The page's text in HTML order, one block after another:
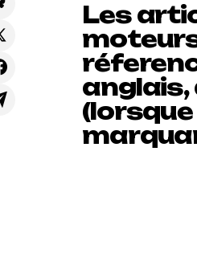
Les
anglais,